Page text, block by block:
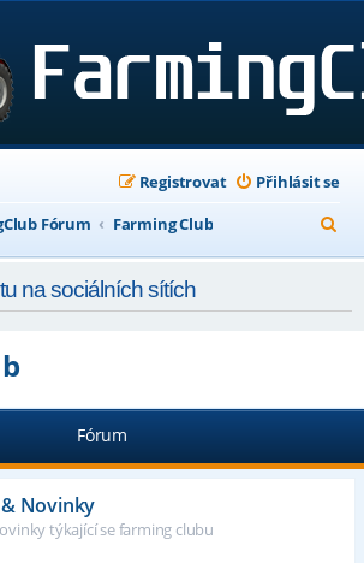
Přihlásit se
Registrovat
Fórum Farming Club
l
na sociálních sítích
Fórum
Novinky
týkající se farming clubu